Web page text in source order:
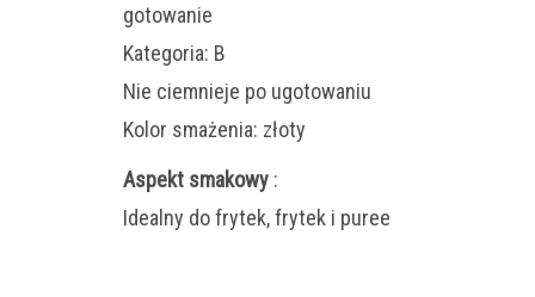
gotowanie
Kategoria: B
Nie ciemnieje po ugotowaniu
Kolor smażenia: złoty
Aspekt smakowy :
Idealny do frytek, frytek i puree